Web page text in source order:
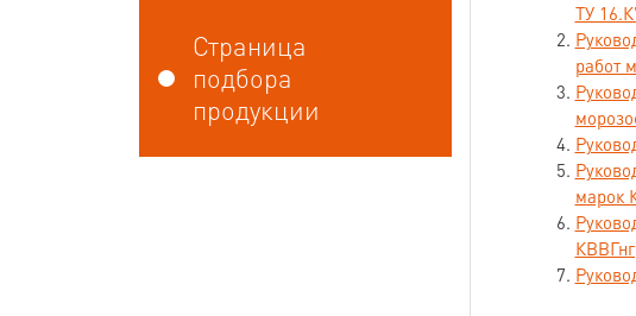
Страница
подбора
продукции
Сделано в
Кабели
установках
500; 625;
ТУ
работ
марок